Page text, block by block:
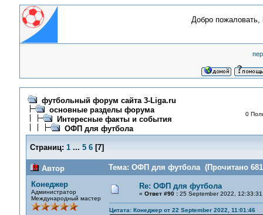
Добро пожаловать,
футбольный форум сайта 3-Liga.ru
основные разделы форума
Интересные факты и события
ОФП для футбола
0
Страниц: 1 ... 5 6[7]
Автор
Тема: ОФП для футбола (Прочитано
Конеджер
Администратор
Международный мастер
Re: ОФП для футбола
« Ответ #90 :25 September 2022, 12:33:31
Цитата: Конеджер от 22 September 2022, 11:01:46